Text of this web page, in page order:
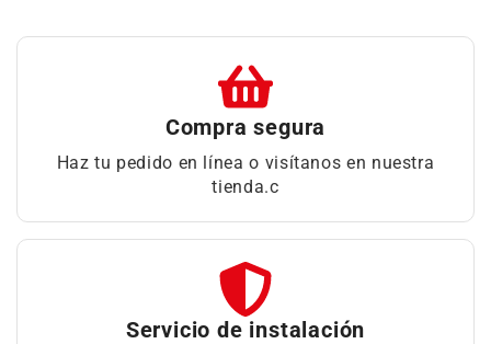
Compra segura
Haz tu pedido en línea o visítanos en nuestra
tienda.c
Servicio de instalación